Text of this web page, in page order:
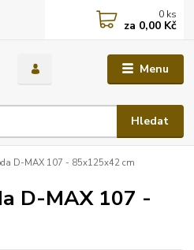
Menu
Hledat
0 ks
za 0,00 Kč
D-MAX 107 - 85x125x42 cm
D-MAX 107 -